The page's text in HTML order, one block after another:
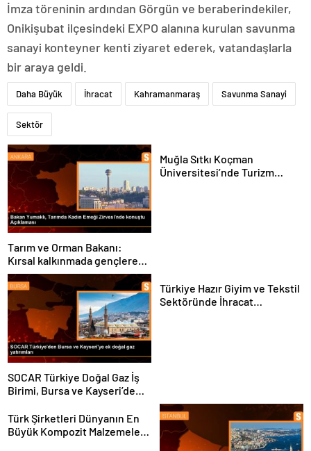
İmza töreninin ardından Görgün ve beraberindekiler,
Onikişubat ilçesindeki EXPO alanına kurulan savunma
sanayi konteyner kenti ziyaret ederek, vatandaşlarla
bir araya geldi.
Daha Büyük İhracat Kahramanmaraş Savunma Sanayi
Sektör
Tarım ve Orman Bakanı:
Kırsal kalkınmada gençlere
ve kadınlara pozitif ayrımcılık
yapıyoruz
Muğla Sıtkı Koçman
Üniversitesi’nde Turizm
SOCAR Türkiye Doğal Gaz İş
Birimi, Bursa ve Kayseri’de
Türkiye Hazır Giyim ve Tekstil
Sektöründe İhracat
Türk Şirketleri Dünyanın En
Büyük Kompozit Malzemeler